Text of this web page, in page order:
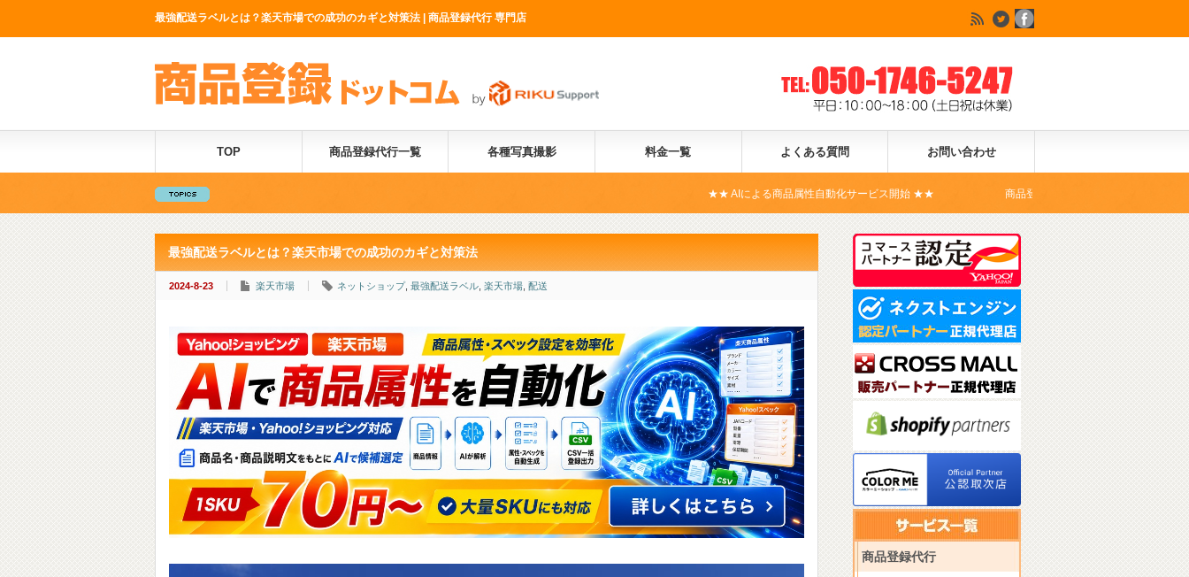
最強配送ラベルとは？楽天市場での成功のカギと対策法 | 商品登録代行 専門店
TOP 商品登録代行一覧 各種写真撮影 料金一覧 よくある質問 お問い合わせ
★★ AIによる商品属性自動化サービス開始 ★★ 商品登録ドットコムは、Yahoo!ショッピングの公式コマ
最強配送ラベルとは？楽天市場での成功のカギと対策法
2024-8-23 楽天市場 ネットショップ, 最強配送ラベル 楽天市場 配送
商品登録代行